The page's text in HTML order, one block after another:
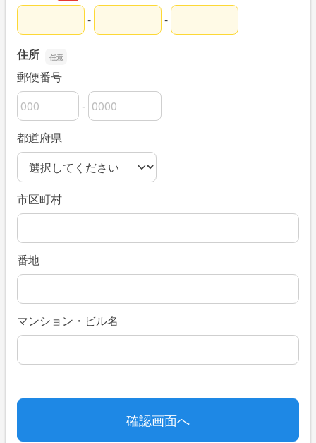
連絡先の市外局番
-
連絡先の市内局番 -
連絡先の加入者番号
住所
郵便番号
郵便番号の上3桁
-
郵便番号の下4桁
都道府県
市区町村
番地
マンション・ビル名